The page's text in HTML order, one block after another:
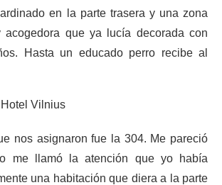
en la parte trasera y una zona
acogedora que ya lucía decorada con
Hasta un educado perro recibe al
nos asignaron fue la 304. Me pareció
me llamó la atención que yo había
una habitación que diera a la parte